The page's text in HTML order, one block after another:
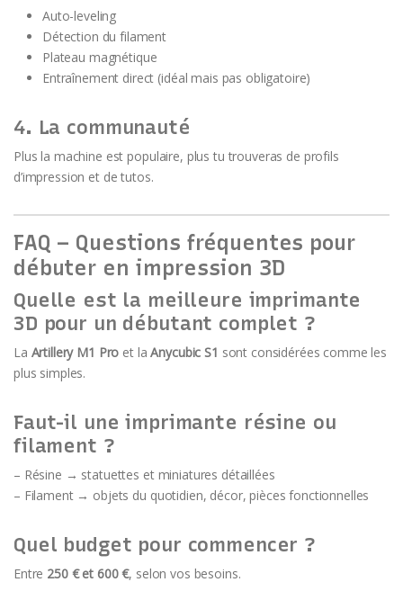
Auto-leveling
Détection du filament
Plateau magnétique
Entraînement direct (idéal mais pas obligatoire)
4. La communauté
Plus la machine est populaire, plus tu trouveras de profils
d’impression et de tutos.
FAQ – Questions fréquentes pour
débuter en impression 3D
Quelle est la meilleure imprimante
3D pour un débutant complet ?
La Artillery M1 Pro et laAnycubic S1 sont considérées comme les
plus simples.
Faut-il une imprimante résine ou
filament ?
– Résine → statuettes et miniatures détaillées
– Filament → objets du quotidien, décor, pièces fonctionnelles
Quel budget pour commencer ?
Entre 250 € et 600 €, selon vos besoins.